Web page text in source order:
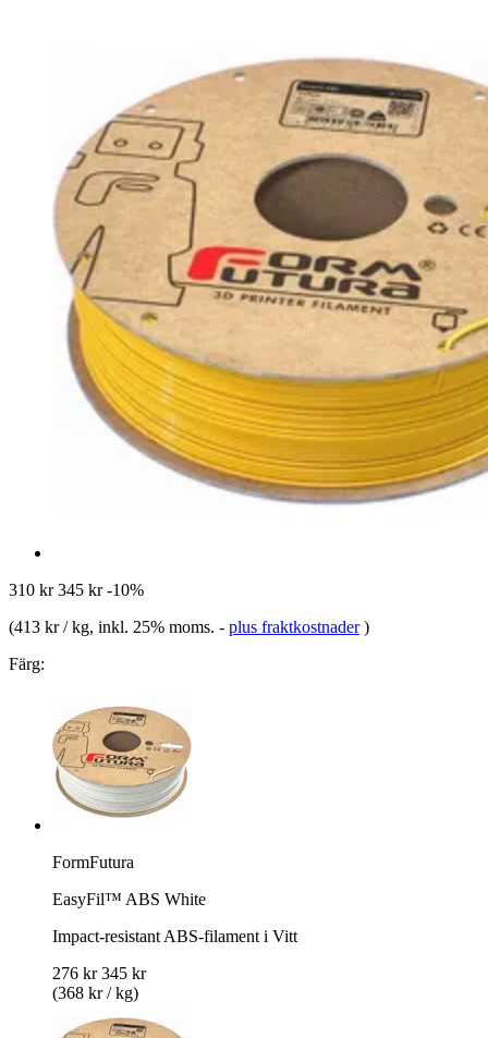
310 kr 345 kr -10%
(413 kr / kg, inkl. 25% moms. - plus fraktkostnader )
Färg:
FormFutura
EasyFil™ ABS White
Impact-resistant ABS-filament i Vitt
276 kr 345 kr
(368 kr / kg)